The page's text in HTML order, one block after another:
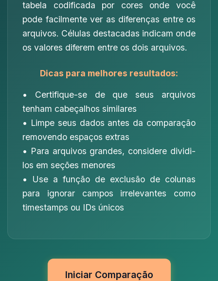
tabela codificada por cores onde você
pode facilmente ver as diferenças entre os
arquivos. Células destacadas indicam onde
os valores diferem entre os dois arquivos.
Dicas para melhores resultados:
• Certifique-se de que seus arquivos
tenham cabeçalhos similares
• Limpe seus dados antes da comparação
removendo espaços extras
• Para arquivos grandes, considere dividi-
los em seções menores
• Use a função de exclusão de colunas
para ignorar campos irrelevantes como
timestamps ou IDs únicos
Iniciar Comparação